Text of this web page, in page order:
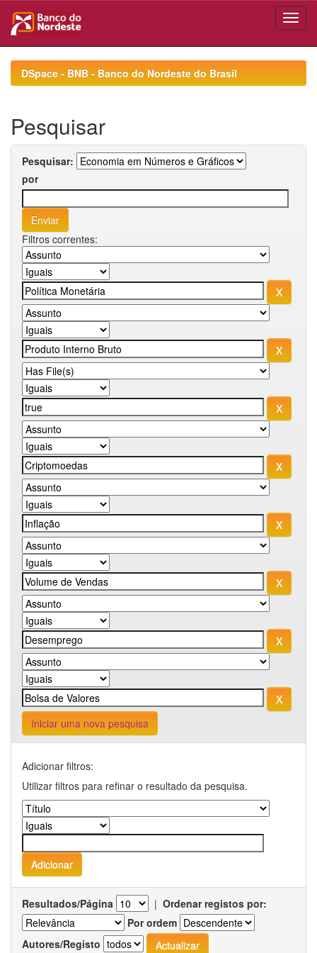
navigationDSpace - BNB - Banco do Nordeste do Brasil
Pesquisar
Pesquisar:
por
Filtros correntes:
Iniciar uma nova pesquisa
Adicionar filtros:
Utilizar filtros para refinar o resultado da pesquisa.
Resultados/Página | Ordenar registos por:
Por ordem
Autores/Registo